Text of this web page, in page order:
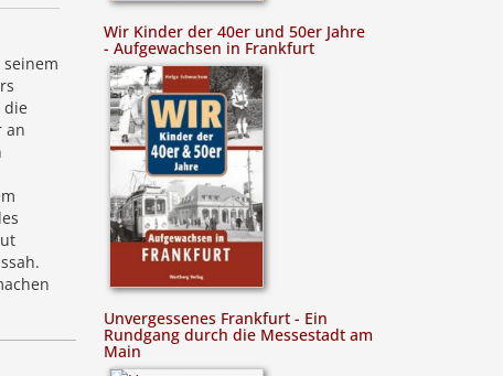
die
an
Wir Kinder der 40er und 50er Jahre
- Aufgewachsen in Frankfurt
Unvergessenes Frankfurt - Ein
Rundgang durch die Messestadt am
Main